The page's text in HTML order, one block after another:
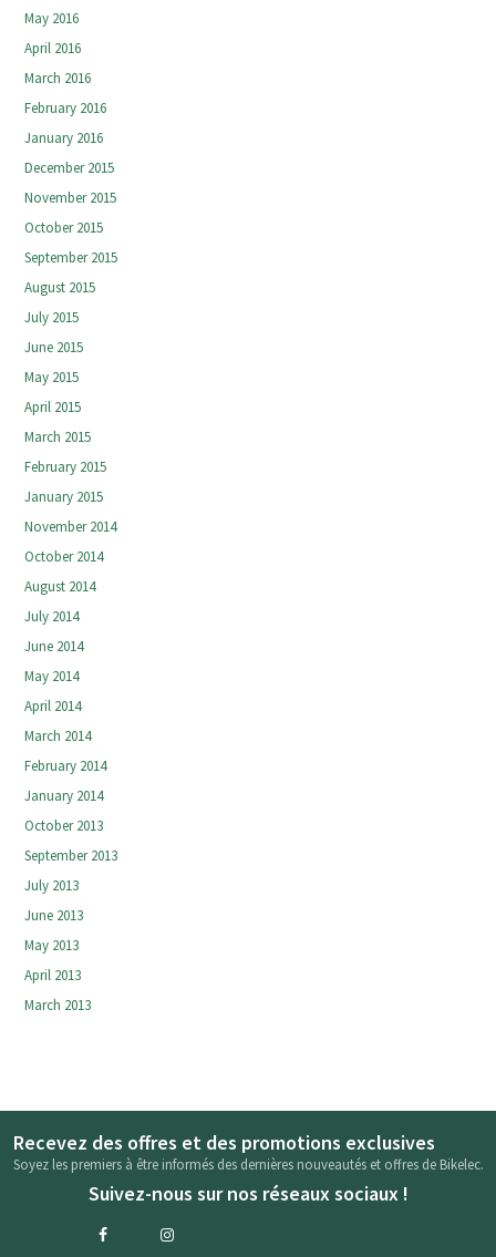
May 2016
April 2016
March 2016
February 2016
January 2016
December 2015
November 2015
October 2015
September 2015
August 2015
July 2015
June 2015
May 2015
April 2015
March 2015
February 2015
January 2015
November 2014
October 2014
August 2014
July 2014
June 2014
May 2014
April 2014
March 2014
February 2014
January 2014
October 2013
September 2013
July 2013
June 2013
May 2013
April 2013
March 2013
Recevez des offres et des promotions exclusives
Soyez les premiers à être informés des dernières nouveautés et offres de Bikelec.
Suivez-nous sur nos réseaux sociaux !